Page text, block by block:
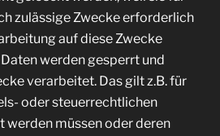
zulässige Zwecke erforderlich
auf diese Zwecke
werden gesperrt und
verarbeitet. Das gilt z.B. für
oder steuerrechtlichen
werden müssen oder deren